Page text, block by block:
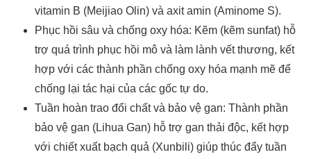
vitamin B (Meijiao Olin) và axit amin (Aminome S).
Phục hồi sâu và chống oxy hóa: Kẽm (kẽm sunfat) hỗ
trợ quá trình phục hồi mô và làm lành vết thương, kết
hợp với các thành phần chống oxy hóa mạnh mẽ để
chống lại tác hại của các gốc tự do.
Tuần hoàn trao đổi chất và bảo vệ gan: Thành phần
bảo vệ gan (Lihua Gan) hỗ trợ gan thải độc, kết hợp
với chiết xuất bạch quả (Xunbili) giúp thúc đẩy tuần